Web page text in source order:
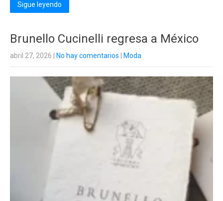
Sigue leyendo
Brunello Cucinelli regresa a México
abril 27, 2026 No hay comentarios Moda